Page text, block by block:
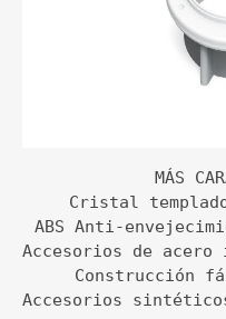
MÁS
Cristal
ABS Anti-
Accesorios de
Construcción
Accesorios